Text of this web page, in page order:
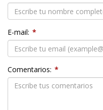
E-mail: *
Comentarios: *